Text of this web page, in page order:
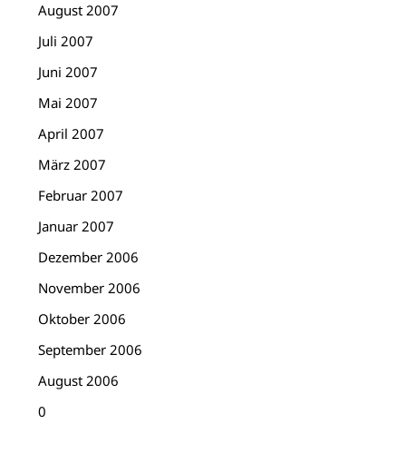
August 2007
Juli 2007
Juni 2007
Mai 2007
April 2007
März 2007
Februar 2007
Januar 2007
Dezember 2006
November 2006
Oktober 2006
September 2006
August 2006
0